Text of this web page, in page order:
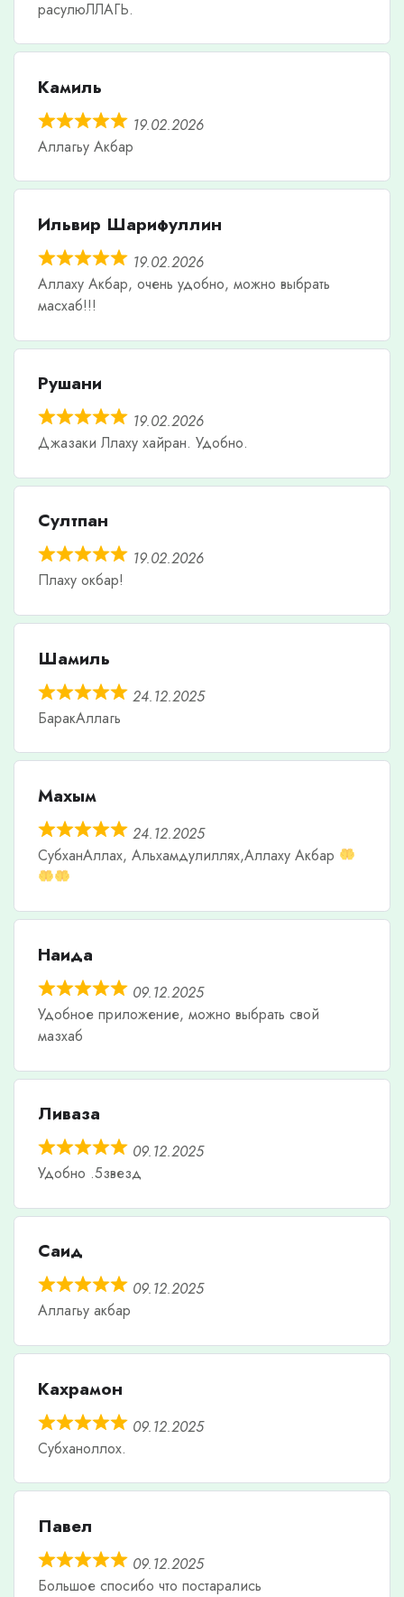
расулюЛЛАГЬ.
Камиль
19.02.2026
Аллагьу Акбар
Ильвир Шарифуллин
19.02.2026
Аллаху Акбар, очень удобно, можно выбрать
масхаб!!!
Рушани
19.02.2026
Джазаки Ллаху хайран. Удобно.
Султпан
19.02.2026
Плаху окбар!
Шамиль
24.12.2025
БаракАллагь
Махым
24.12.2025
СубханАллах, Альхамдулиллях,Аллаху Акбар
Наида
09.12.2025
Удобное приложение, можно выбрать свой
мазхаб
Ливаза
09.12.2025
Удобно .5звезд
Саид
09.12.2025
Аллагьу акбар
Кахрамон
09.12.2025
Субханоллох.
Павел
09.12.2025
Большое спосибо что постарались